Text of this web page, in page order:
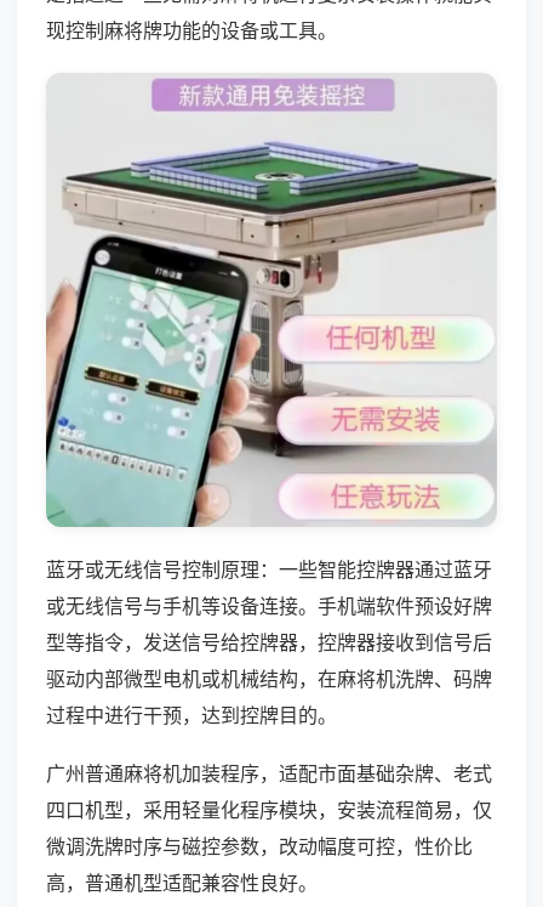
现控制麻将牌功能的设备或工具。
蓝牙或无线信号控制原理：一些智能控牌器通过蓝牙
或无线信号与手机等设备连接。手机端软件预设好牌
型等指令，发送信号给控牌器，控牌器接收到信号后
驱动内部微型电机或机械结构，在麻将机洗牌、码牌
过程中进行干预，达到控牌目的。
广州普通麻将机加装程序，适配市面基础杂牌、老式
四口机型，采用轻量化程序模块，安装流程简易，仅
微调洗牌时序与磁控参数，改动幅度可控，性价比
高，普通机型适配兼容性良好。